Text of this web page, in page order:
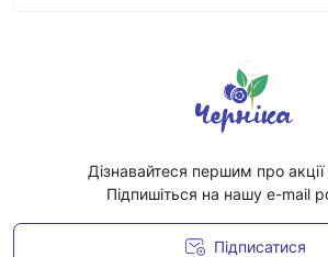
Дізнавайтеся першим про
Підпишіться на нашу e-mail
Підписатися